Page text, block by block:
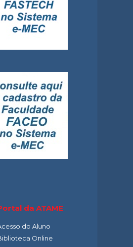
da ATAME
do Aluno
Online